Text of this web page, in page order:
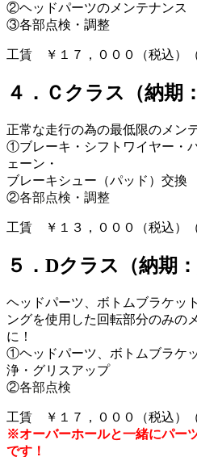
②ヘッドパーツのメンテナンス
③各部点検・調整
工賃 ￥１７，０００（税込）
４．Ｃクラス（納期
正常な走行の為の最低限のメン
①ブレーキ・シフトワイヤー・
ェーン・
ブレーキシュー（パッド）交換
②各部点検・調整
工賃 ￥１３，０００（税込）
５．Dクラス（納期：
ヘッドパーツ、ボトムブラケッ
ングを使用した回転部分のみの
に！
①ヘッドパーツ、ボトムブラケ
浄・グリスアップ
②各部点検
工賃 ￥１７，０００（税込）
※オーバーホールと一緒にパー
です！